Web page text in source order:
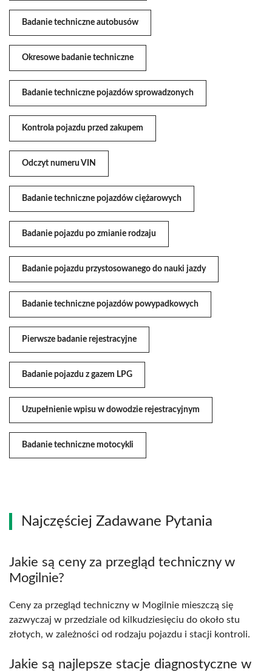
Badanie techniczne autobusów
Okresowe badanie techniczne
Badanie techniczne pojazdów sprowadzonych
Kontrola pojazdu przed zakupem
Odczyt numeru VIN
Badanie techniczne pojazdów ciężarowych
Badanie pojazdu po zmianie rodzaju
Badanie pojazdu przystosowanego do nauki jazdy
Badanie techniczne pojazdów powypadkowych
Pierwsze badanie rejestracyjne
Badanie pojazdu z gazem LPG
Uzupełnienie wpisu w dowodzie rejestracyjnym
Badanie techniczne motocykli
Najczęściej Zadawane Pytania
Jakie są ceny za przegląd techniczny w
Mogilnie?
Ceny za przegląd techniczny w Mogilnie mieszczą się
zazwyczaj w przedziale od kilkudziesięciu do około stu
złotych, w zależności od rodzaju pojazdu i stacji kontroli.
Jakie są najlepsze stacje diagnostyczne w